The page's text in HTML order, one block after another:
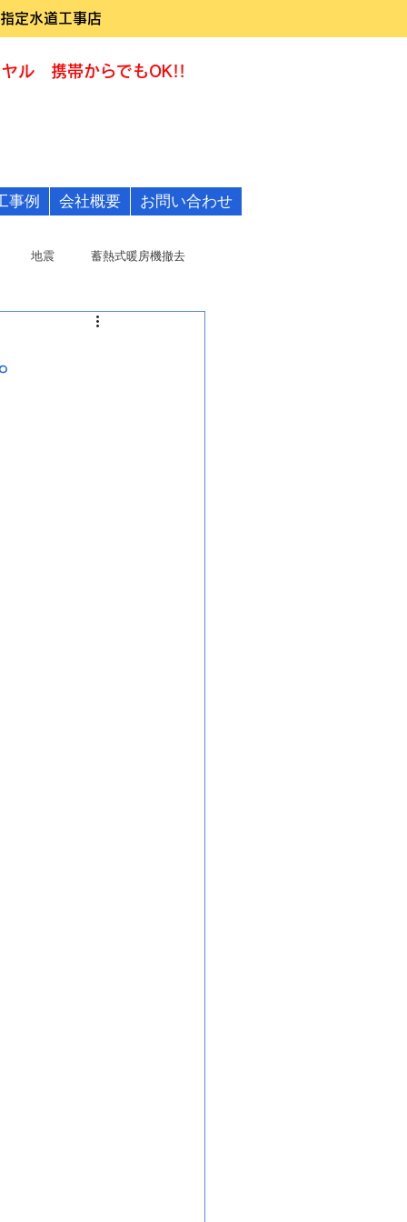
定水道工事店
ヤル 携帯からでもOK!!
事例 会社概要 お問い合わせ
地震 蓄熱式暖房機撤去